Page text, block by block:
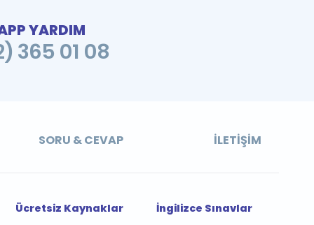
YARDIM
365 01 08
SORU & CEVAP İLETIŞIM
Ücretsiz Kaynaklar
İngilizce Sınavlar